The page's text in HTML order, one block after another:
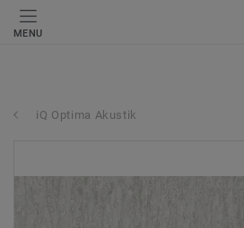
MENU
iQ Optima Akustik